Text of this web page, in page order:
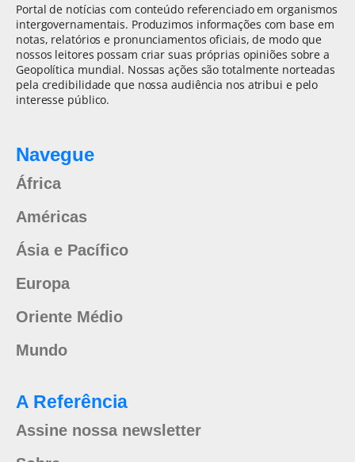
Portal de notícias com conteúdo referenciado em organismos
intergovernamentais. Produzimos informações com base em
notas, relatórios e pronunciamentos oficiais, de modo que
nossos leitores possam criar suas próprias opiniões sobre a
Geopolítica mundial. Nossas ações são totalmente norteadas
pela credibilidade que nossa audiência nos atribui e pelo
interesse público.
Navegue
África
Américas
Ásia e Pacífico
Europa
Oriente Médio
Mundo
A Referência
Assine nossa newsletter